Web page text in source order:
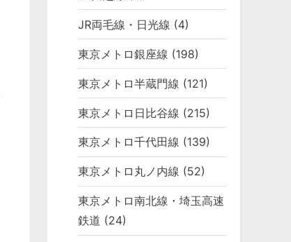
JR両毛線・日光線 (4)
東京メトロ銀座線 (198)
東京メトロ半蔵門線 (121)
東京メトロ日比谷線 (215)
東京メトロ千代田線 (139)
東京メトロ丸ノ内線 (52)
東京メトロ南北線・埼玉高速
鉄道 (24)